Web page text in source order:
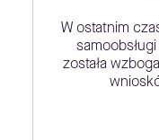
W ostatnim
została